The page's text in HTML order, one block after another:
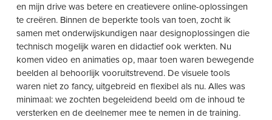
en mijn drive was betere en creatievere online-oplossingen
te creëren. Binnen de beperkte tools van toen, zocht ik
samen met onderwijskundigen naar designoplossingen die
technisch mogelijk waren en didactief ook werkten. Nu
komen video en animaties op, maar toen waren bewegende
beelden al behoorlijk vooruitstrevend. De visuele tools
waren niet zo fancy, uitgebreid en flexibel als nu. Alles was
minimaal: we zochten begeleidend beeld om de inhoud te
versterken en de deelnemer mee te nemen in de training.